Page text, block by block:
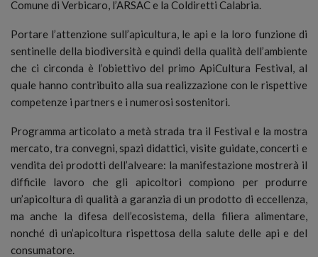
Comune di Verbicaro, l’ARSAC e la Coldiretti Calabria.
Portare l’attenzione sull’apicultura, le api e la loro funzione di
sentinelle della biodiversità e quindi della qualità dell’ambiente
che ci circonda è l’obiettivo del primo ApiCultura Festival, al
quale hanno contribuito alla sua realizzazione con le rispettive
competenze i partners e i numerosi sostenitori.
Programma articolato a metà strada tra il Festival e la mostra
mercato, tra convegni, spazi didattici, visite guidate, concerti e
vendita dei prodotti dell’alveare: la manifestazione mostrerà il
difficile lavoro che gli apicoltori compiono per produrre
un’apicoltura di qualità a garanzia di un prodotto di eccellenza,
ma anche la difesa dell’ecosistema, della filiera alimentare,
nonché di un’apicoltura rispettosa della salute delle api e del
consumatore.